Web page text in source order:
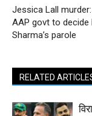
Jessica Lall
AAP govt to decide
Sharma’s parole
RELATED